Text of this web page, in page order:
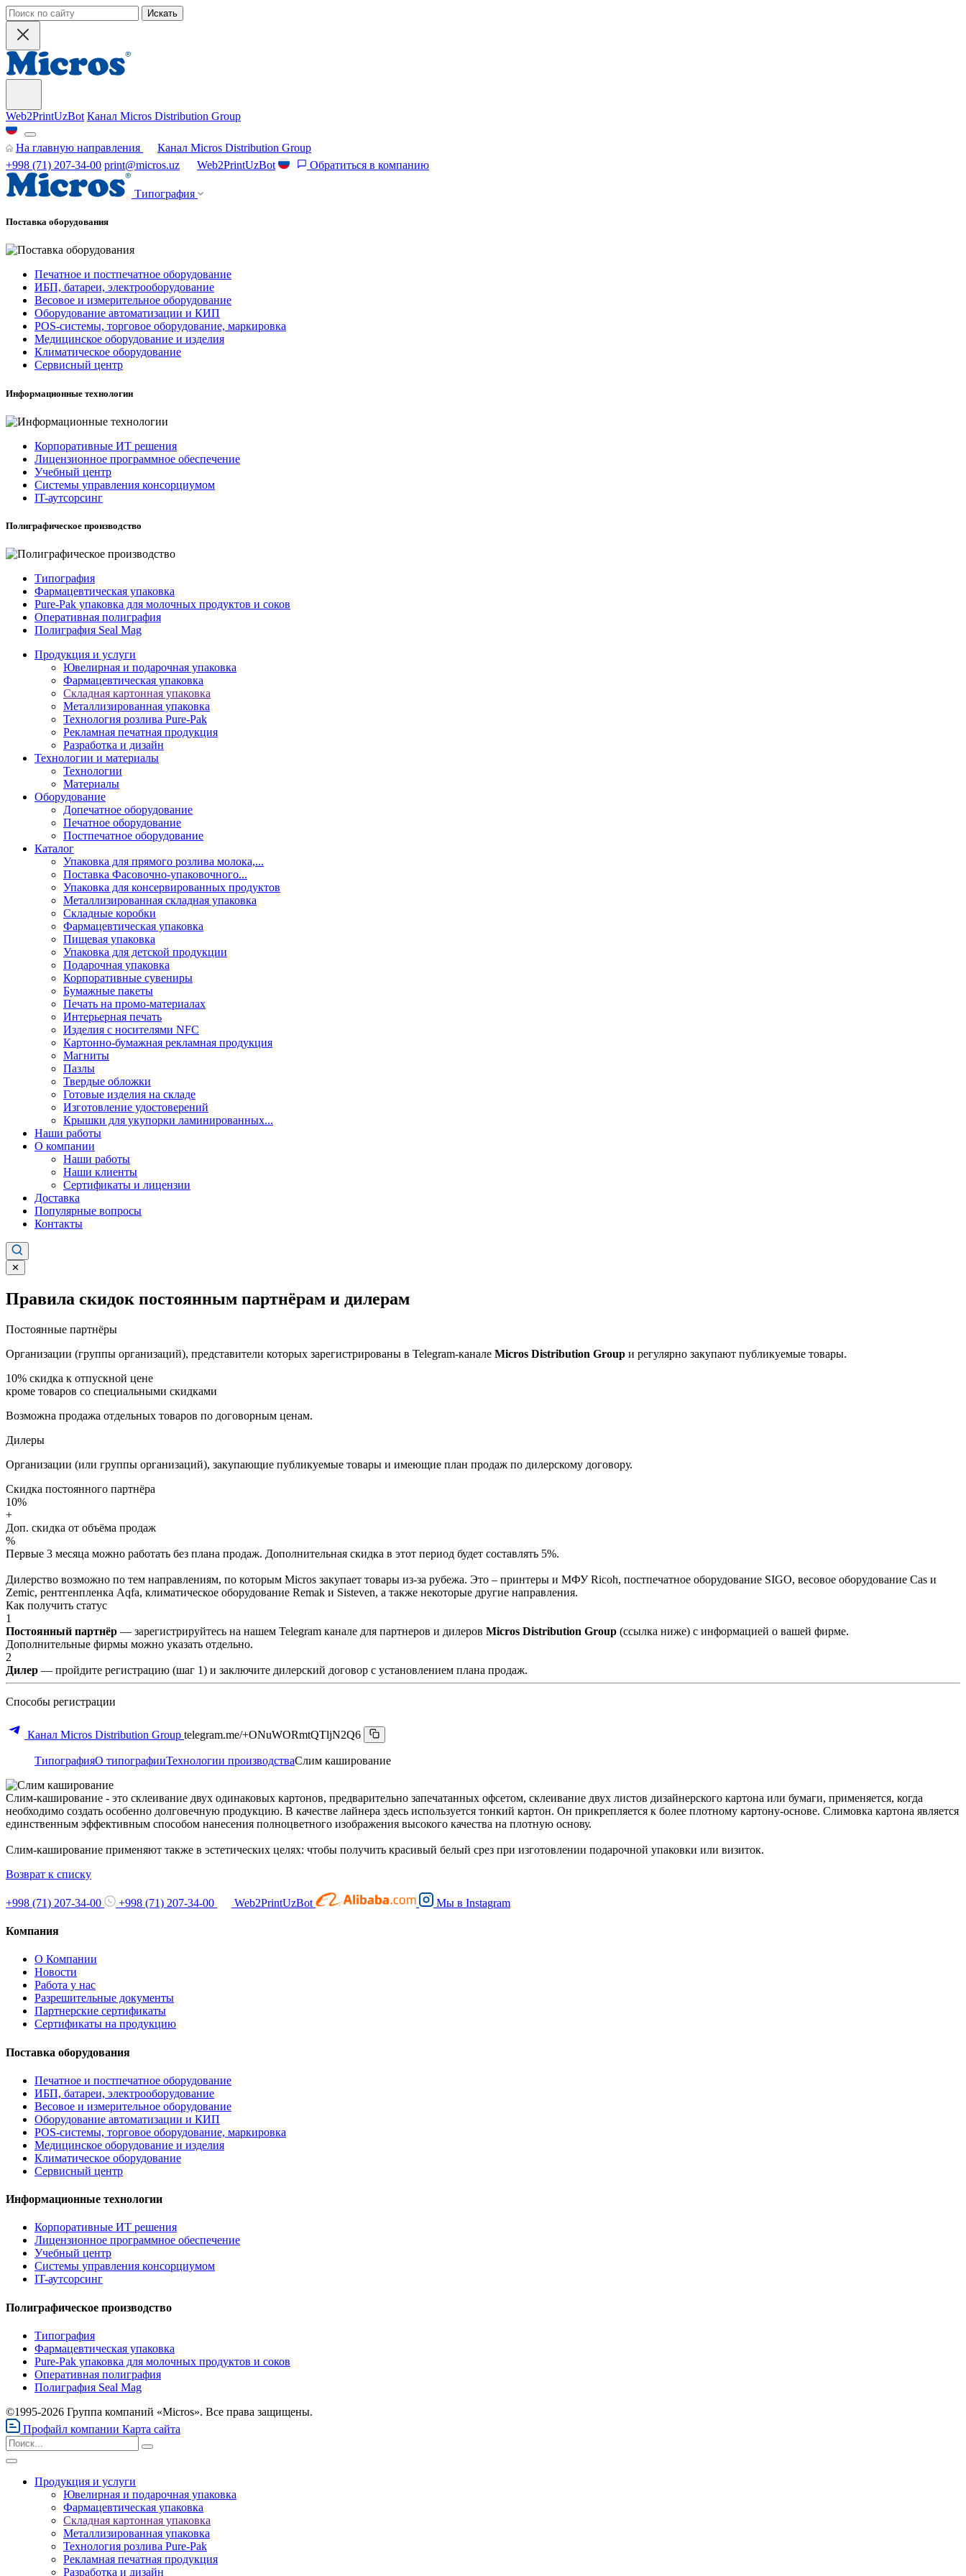
Искать
Web2PrintUzBot Канал Micros Distribution Group
На главную направления
Канал Micros Distribution Group
+998 (71) 207-34-00 print@micros.uz Web2PrintUzBot Обратиться в компанию
Типография
Поставка оборудования
Печатное и постпечатное оборудование
ИБП, батареи, электрооборудование
Весовое и измерительное оборудование
Оборудование автоматизации и КИП
POS-системы, торговое оборудование, маркировка
Медицинское оборудование и изделия
Климатическое оборудование
Сервисный центр
Информационные технологии
Корпоративные ИТ решения
Лицензионное программное обеспечение
Учебный центр
Системы управления консорциумом
IT-аутсорсинг
Полиграфическое производство
Типография
Фармацевтическая упаковка
Pure-Pak упаковка для молочных продуктов и соков
Оперативная полиграфия
Полиграфия Seal Mag
Продукция и услуги
Ювелирная и подарочная упаковка
Фармацевтическая упаковка
Складная картонная упаковка
Металлизированная упаковка
Технология розлива Pure-Pak
Рекламная печатная продукция
Разработка и дизайн
Технологии и материалы
Технологии
Материалы
Оборудование
Допечатное оборудование
Печатное оборудование
Постпечатное оборудование
Каталог
Упаковка для прямого розлива молока,...
Поставка Фасовочно-упаковочного...
Упаковка для консервированных продуктов
Металлизированная складная упаковка
Складные коробки
Фармацевтическая упаковка
Пищевая упаковка
Упаковка для детской продукции
Подарочная упаковка
Корпоративные сувениры
Бумажные пакеты
Печать на промо-материалах
Интерьерная печать
Изделия с носителями NFC
Картонно-бумажная рекламная продукция
Магниты
Пазлы
Твердые обложки
Готовые изделия на складе
Изготовление удостоверений
Крышки для укупорки ламинированных...
Наши работы
О компании
Наши работы
Наши клиенты
Сертификаты и лицензии
Доставка
Популярные вопросы
Контакты
✕
Правила скидок постоянным партнёрам и дилерам
Постоянные партнёры
Организации (группы организаций), представители которых зарегистрированы в Telegram-канале Micros Distribution Group и регулярно закупают публикуемые товары.
10% скидка к отпускной цене
кроме товаров со специальными скидками
Возможна продажа отдельных товаров по договорным ценам.
Дилеры
Организации (или группы организаций), закупающие публикуемые товары и имеющие план продаж по дилерскому договору.
Скидка постоянного партнёра
10%
+
Доп. скидка от объёма продаж
%
Первые 3 месяца можно работать без плана продаж. Дополнительная скидка в этот период будет составлять 5%.
Дилерство возможно по тем направлениям, по которым Micros закупает товары из-за рубежа. Это – принтеры и МФУ Ricoh, постпечатное оборудование SIGO, весовое оборудование Cas и
Zemic, рентгенпленка Aqfa, климатическое оборудование Remak и Sisteven, а также некоторые другие направления.
Как получить статус
1
Постоянный партнёр — зарегистрируйтесь на нашем Telegram канале для партнеров и дилеров Micros Distribution Group (ссылка ниже) с информацией о вашей фирме.
Дополнительные фирмы можно указать отдельно.
2
Дилер — пройдите регистрацию (шаг 1) и заключите дилерский договор с установлением плана продаж.
Способы регистрации
Канал Micros Distribution Group telegram.me/+ONuWORmtQTljN2Q6
ТипографияО типографииТехнологии производстваСлим каширование
Слим-каширование - это склеивание двух одинаковых картонов, предварительно запечатанных офсетом, склеивание двух листов дизайнерского картона или бумаги, применяется, когда
необходимо создать особенно долговечную продукцию. В качестве лайнера здесь используется тонкий картон. Он прикрепляется к более плотному картону-основе. Слимовка картона является
единственным эффективным способом нанесения полноцветного изображения высокого качества на плотную основу.
Слим-каширование применяют также в эстетических целях: чтобы получить красивый белый срез при изготовлении подарочной упаковки или визиток.
Возврат к списку
+998 (71) 207-34-00 +998 (71) 207-34-00 Web2PrintUzBot Мы в Instagram
Компания
О Компании
Новости
Работа у нас
Разрешительные документы
Партнерские сертификаты
Сертификаты на продукцию
Поставка оборудования
Печатное и постпечатное оборудование
ИБП, батареи, электрооборудование
Весовое и измерительное оборудование
Оборудование автоматизации и КИП
POS-системы, торговое оборудование, маркировка
Медицинское оборудование и изделия
Климатическое оборудование
Сервисный центр
Информационные технологии
Корпоративные ИТ решения
Лицензионное программное обеспечение
Учебный центр
Системы управления консорциумом
IT-аутсорсинг
Полиграфическое производство
Типография
Фармацевтическая упаковка
Pure-Pak упаковка для молочных продуктов и соков
Оперативная полиграфия
Полиграфия Seal Mag
©1995-2026 Группа компаний «Micros». Все права защищены.
Профайл компании Карта сайта
Продукция и услуги
Ювелирная и подарочная упаковка
Фармацевтическая упаковка
Складная картонная упаковка
Металлизированная упаковка
Технология розлива Pure-Pak
Рекламная печатная продукция
Разработка и дизайн